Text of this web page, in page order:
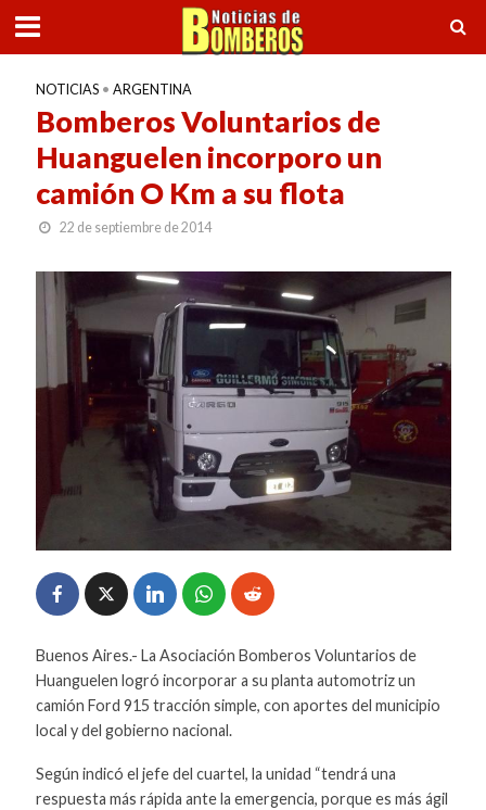
NOTICIAS • ARGENTINA
Bomberos Voluntarios de
Huanguelen incorporo un
camión O Km a su flota
22 de septiembre de 2014
Buenos Aires.- La Asociación Bomberos Voluntarios de
Huanguelen logró incorporar a su planta automotriz un
camión Ford 915 tracción simple, con aportes del municipio
local y del gobierno nacional.
Según indicó el jefe del cuartel, la unidad “tendrá una
respuesta más rápida ante la emergencia, porque es más ágil